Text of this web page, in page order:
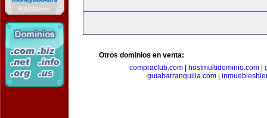
Otros dominios en venta:
compraclub.com
hostmultidominio.com
guiabarranquilla.com